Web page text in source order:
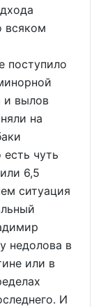
всяком
поступило
и вылов
на
чуть
6,5
ситуация
недолова в
или в
И